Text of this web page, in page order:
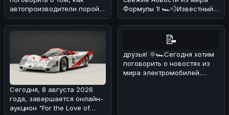
автопроизводители порой
хитрят с характеристиками
своих мощны
Формулы 1! 🏎️💨Известный
эксперт и бывший пилот
Формулы
Сегодня, 8 августа 2026
года, завершается онлайн-
аукцион "For the Love of
📝
друзья! 🌞🏎Сегодня хотим
поговорить о новостях из
мира электромобилей.